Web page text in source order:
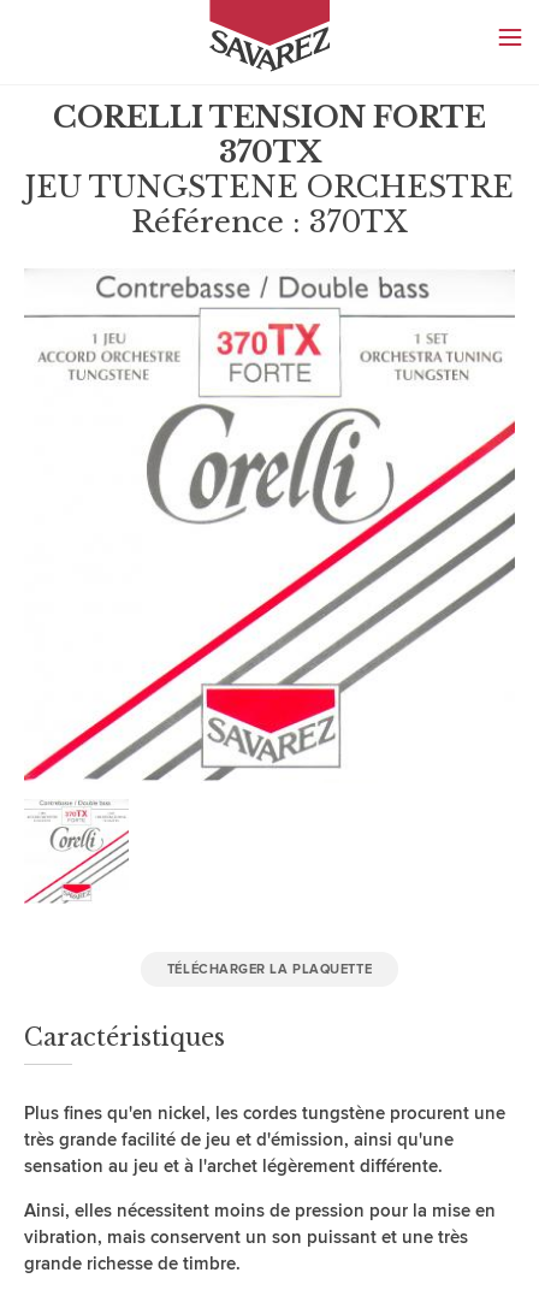
SAVAREZ
CORELLI TENSION FORTE
370TX
JEU TUNGSTENE ORCHESTRE
Référence : 370TX
TÉLÉCHARGER LA PLAQUETTE
Caractéristiques
Plus fines qu'en nickel, les cordes tungstène procurent une
très grande facilité de jeu et d'émission, ainsi qu'une
sensation au jeu et à l'archet légèrement différente.
Ainsi, elles nécessitent moins de pression pour la mise en
vibration, mais conservent un son puissant et une très
grande richesse de timbre.